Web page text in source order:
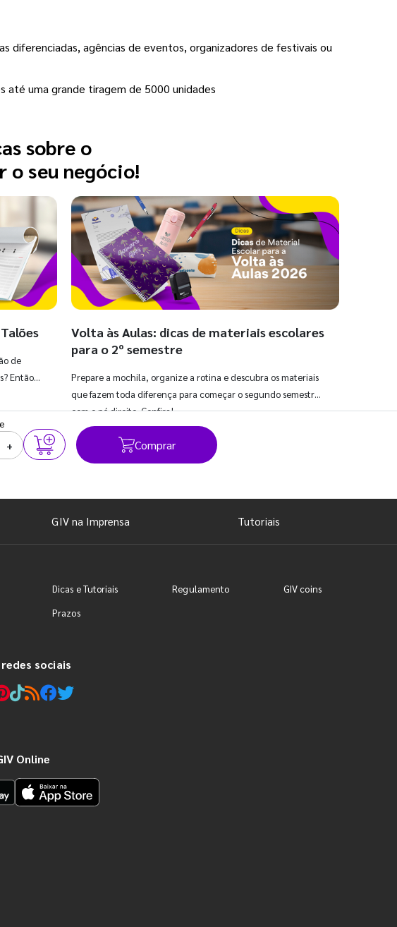
diferenciadas, agências de eventos, organizadores de festivais ou
até uma grande tiragem de 5000 unidades
sobre o
o seu negócio!
de
Então,
Volta às Aulas: dicas de materiais escolares
para o 2º semestre
Prepare a mochila, organize a rotina e descubra os materiais
que fazem toda diferença para começar o segundo semestre
com o pé direito. Confira!
+ Comprar
GIV na Imprensa Tutoriais
Dicas e Tutoriais Regulamento
GIV coins
Prazos
sociais
Online